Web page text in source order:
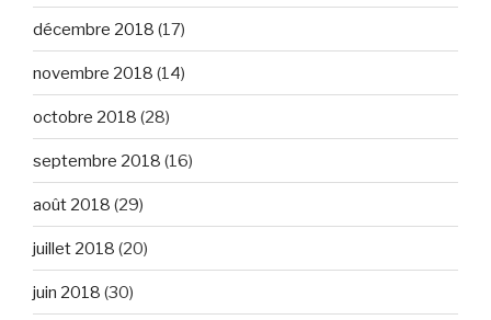
décembre 2018 (17)
novembre 2018 (14)
octobre 2018 (28)
septembre 2018 (16)
août 2018 (29)
juillet 2018 (20)
juin 2018 (30)